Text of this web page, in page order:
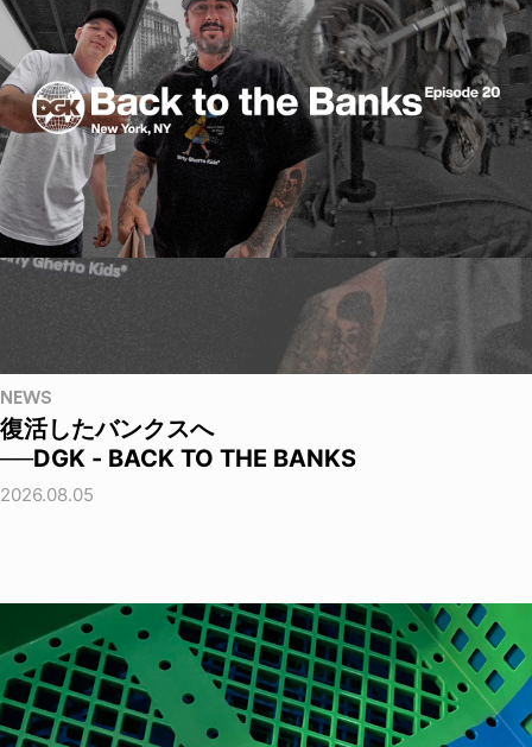
NEWS
復活したバンクスへ
──DGK - BACK TO THE BANKS
2026.08.05